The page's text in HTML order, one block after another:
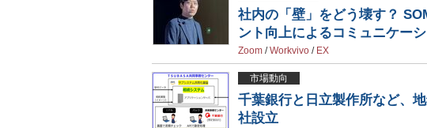
社内の「壁」をどう壊す？
ント向上によるコミュニケー
Zoom /Workvivo / EX
市場動向
千葉銀行と日立製作所など、
社設立